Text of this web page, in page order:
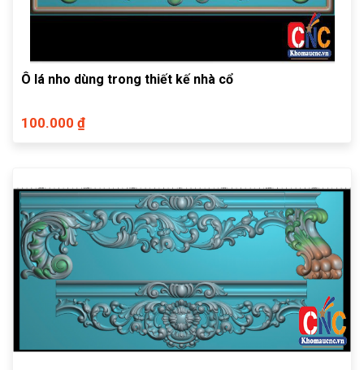
Ô lá nho dùng trong thiết kế nhà cổ
100.000 ₫